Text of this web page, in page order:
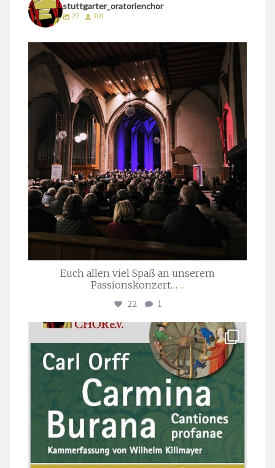
stuttgarter_oratorienchor
27 301
stuttgarter_oratorienchor
März 24
Euch allen viel Spaß an unserem
Passionskonzert… ...
22 1
stuttgarter_oratorienchor
Juli 22